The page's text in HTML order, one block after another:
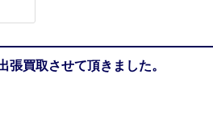
買取させて頂きました。